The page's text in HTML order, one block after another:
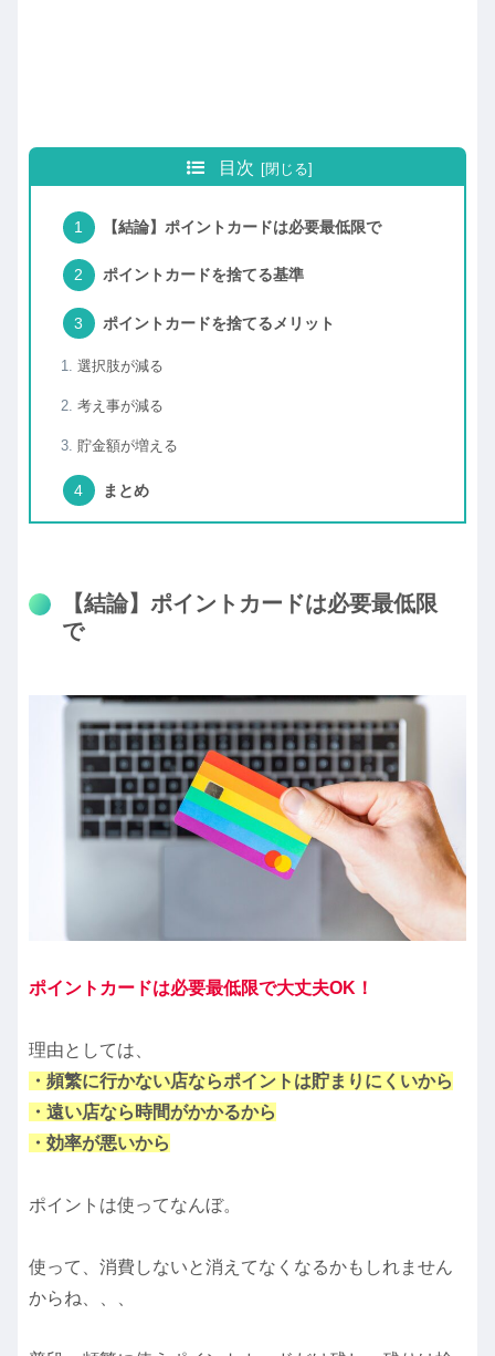
目次
【結論】ポイントカードは必要最低限で
ポイントカードを捨てる基準
ポイントカードを捨てるメリット
選択肢が減る
考え事が減る
貯金額が増える
まとめ
【結論】ポイントカードは必要最低限
で
ポイントカードは必要最低限で大丈夫OK！
理由としては、
・頻繁に行かない店ならポイントは貯まりにくいから
・遠い店なら時間がかかるから
・効率が悪いから
ポイントは使ってなんぼ。
使って、消費しないと消えてなくなるかもしれません
からね、、、